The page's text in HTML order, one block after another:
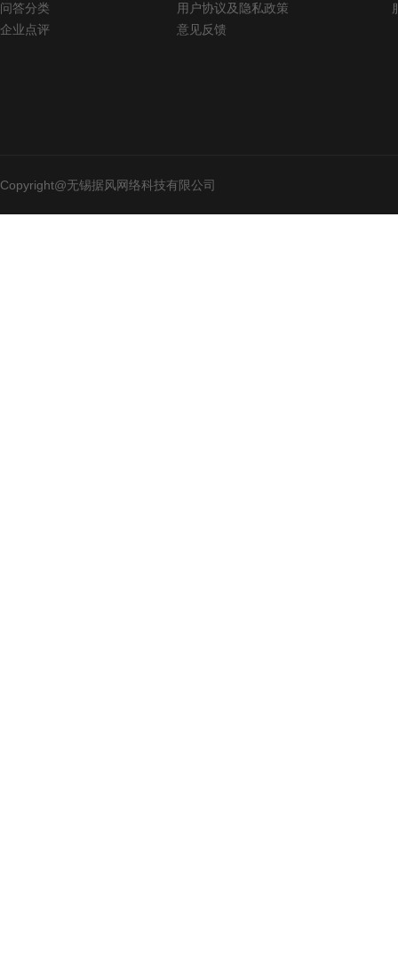
问答分类
企业点评
用户协议及隐私政策
意见反馈
Copyright@无锡据风网络科技有限公司